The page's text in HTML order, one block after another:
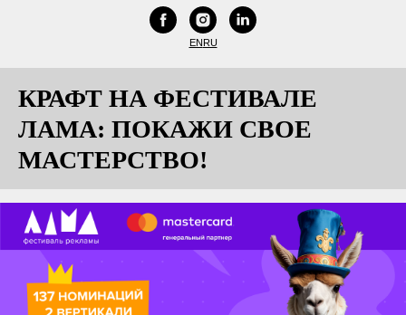
ENRU
КРАФТ НА ФЕСТИВАЛЕ
ЛАМА: ПОКАЖИ СВОЕ
МАСТЕРСТВО!